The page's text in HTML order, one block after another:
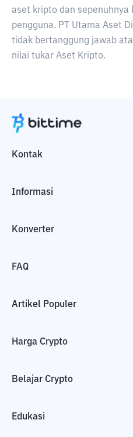
aset kripto dan sepenuhnya
pengguna. PT Utama Aset
tidak bertanggung jawab
nilai tukar Aset Kripto.
Kontak
Informasi
Konverter
FAQ
Artikel Populer
Harga Crypto
Belajar Crypto
Edukasi